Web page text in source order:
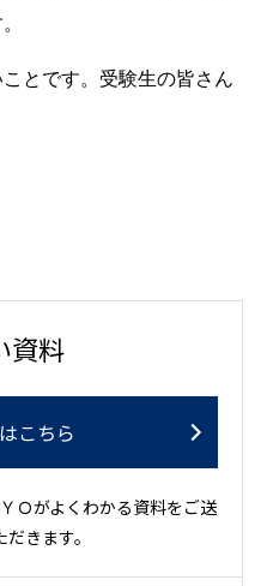
とです。受験生の皆さん
資料
こちら
Ｏがよくわかる資料をご送
きます。